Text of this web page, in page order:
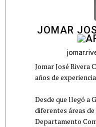
JOMAR
Jomar José Rivera
años de
Desde que llegó a
diferentes áreas
Departamento